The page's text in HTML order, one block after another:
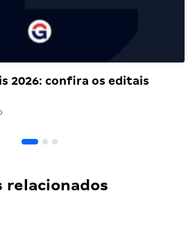
2026: confira os editais
relacionados